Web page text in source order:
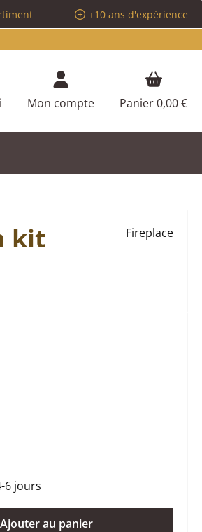
+10 ans d'expérience
Vous avez 0 articles dans votre liste
Mon compte Panier0,00 €
kit Fireplace
6 jours
souhaitée ou utilisez les boutons pour
Ajouter au panier